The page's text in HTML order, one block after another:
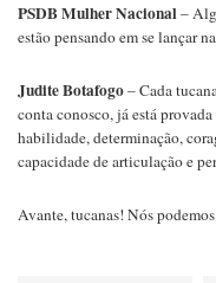
PSDB Mulher Nacional–
estão pensando em se lançar
Judite Botafogo– Cada
conta conosco, já está
habilidade, determinação,
capacidade de articulação e
Avante, tucanas! Nós